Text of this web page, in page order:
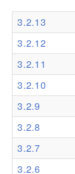
Ressources
Addons
Theme
Translation
Support
Forum
3.2.13
3.2.12
3.2.11
3.2.10
3.2.9
3.2.8
3.2.7
3.2.6